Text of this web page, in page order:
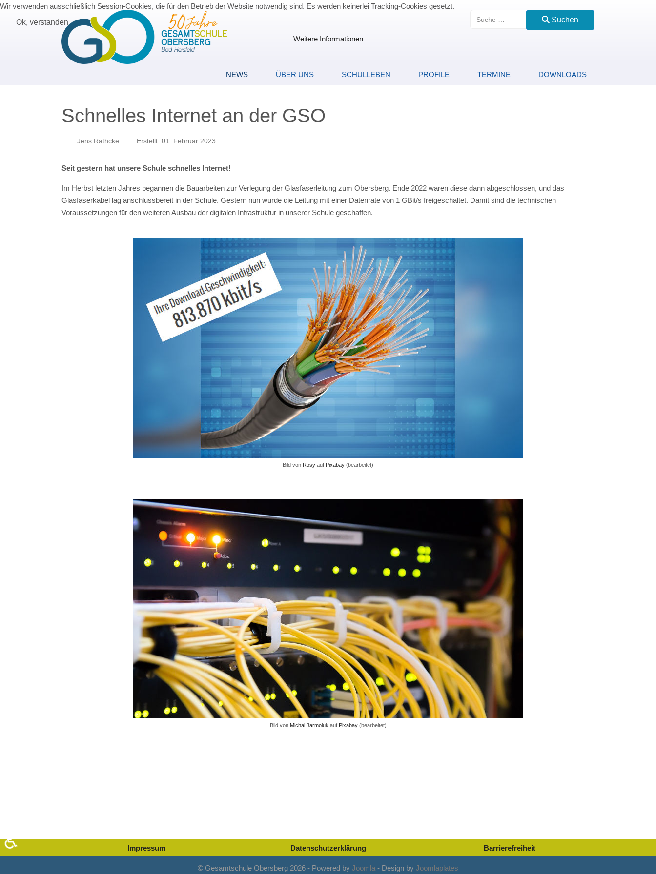
Suchen
Suchen
NEWS ÜBER UNS SCHULLEBEN PROFILE TERMINE DOWNLOADS
Schnelles Internet an der GSO
Jens Rathcke Erstellt: 01. Februar 2023
Seit gestern hat unsere Schule schnelles Internet!
Im Herbst letzten Jahres begannen die Bauarbeiten zur Verlegung der Glasfaserleitung zum Obersberg. Ende 2022 waren diese dann abgeschlossen, und das
Glasfaserkabel lag anschlussbereit in der Schule. Gestern nun wurde die Leitung mit einer Datenrate von 1 GBit/s freigeschaltet. Damit sind die technischen
Voraussetzungen für den weiteren Ausbau der digitalen Infrastruktur in unserer Schule geschaffen.
Bild von Rosy auf Pixabay (bearbeitet)
Bild von Michal Jarmoluk auf Pixabay(bearbeitet)
Impressum Datenschutzerklärung Barrierefreiheit
© Gesamtschule Obersberg 2026 - Powered by Joomla - Design by Joomlaplates
Wir verwenden ausschließlich Session-Cookies, die für den Betrieb der Website notwendig sind. Es werden keinerlei Tracking-Cookies gesetzt.
Ok, verstanden
Weitere Informationen